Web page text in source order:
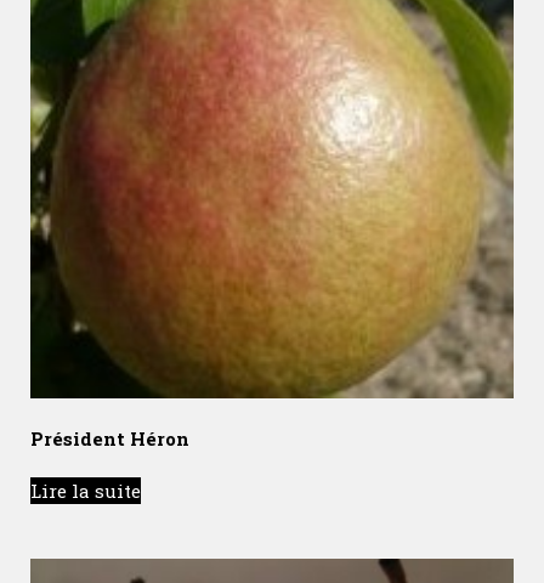
Président Héron
Lire la suite